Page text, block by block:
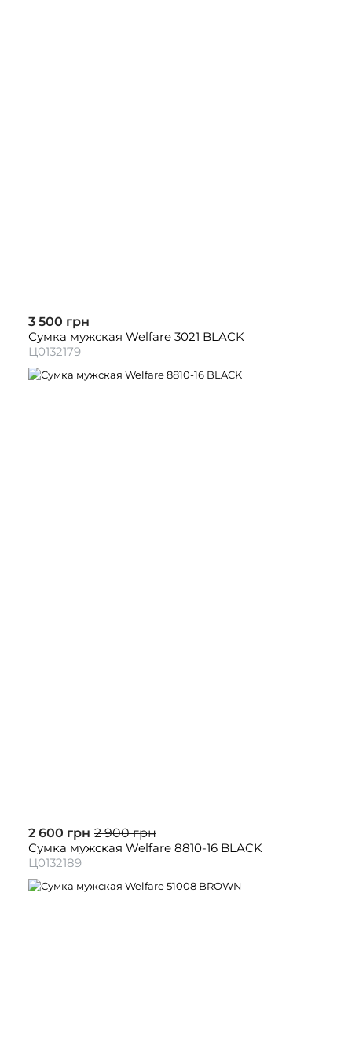
3 500 грн
Сумка мужская Welfare 3021 BLACK
Ц0132179
2 600 грн 2 900 грн
Сумка мужская Welfare 8810-16 BLACK
Ц0132189